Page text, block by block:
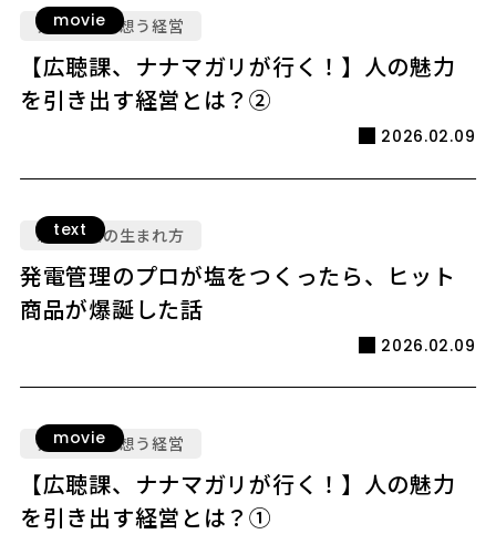
movie
人を大切に想う経営
【広聴課、ナナマガリが行く！】人の魅力
を引き出す経営とは？②
2026.02.09
text
新規事業の生まれ方
発電管理のプロが塩をつくったら、ヒット
商品が爆誕した話
2026.02.09
movie
人を大切に想う経営
【広聴課、ナナマガリが行く！】人の魅力
を引き出す経営とは？①